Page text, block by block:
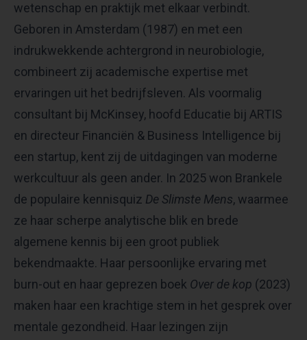
wetenschap en praktijk met elkaar verbindt.
Geboren in Amsterdam (1987) en met een
indrukwekkende achtergrond in neurobiologie,
combineert zij academische expertise met
ervaringen uit het bedrijfsleven. Als voormalig
consultant bij McKinsey, hoofd Educatie bij ARTIS
en directeur Financiën & Business Intelligence bij
een startup, kent zij de uitdagingen van moderne
werkcultuur als geen ander. In 2025 won Brankele
de populaire kennisquiz De Slimste Mens, waarmee
ze haar scherpe analytische blik en brede
algemene kennis bij een groot publiek
bekendmaakte. Haar persoonlijke ervaring met
burn-out en haar geprezen boek Over de kop (2023)
maken haar een krachtige stem in het gesprek over
mentale gezondheid. Haar lezingen zijn